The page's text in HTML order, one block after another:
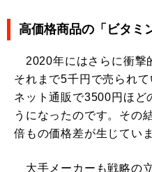
高価格商品の「ビタミ
2020年にはさらに衝撃
それまで5千円で売られて
ネット通販で3500円ほど
うになったのです。その
倍もの価格差が生じていま
大手メーカーも戦略の